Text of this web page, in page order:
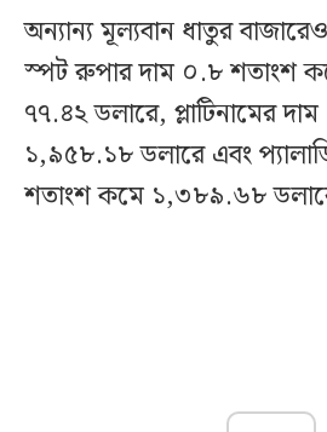
অন্যান্য মূল্যবান ধাতুর
স্পট রুপার দাম ০.৮ শতাংশ
৭৭.৪২ ডলারে, প্লাটিনামের
১,৯৫৮.১৮ ডলারে এবং
শতাংশ কমে ১,৩৮৯.৬৮